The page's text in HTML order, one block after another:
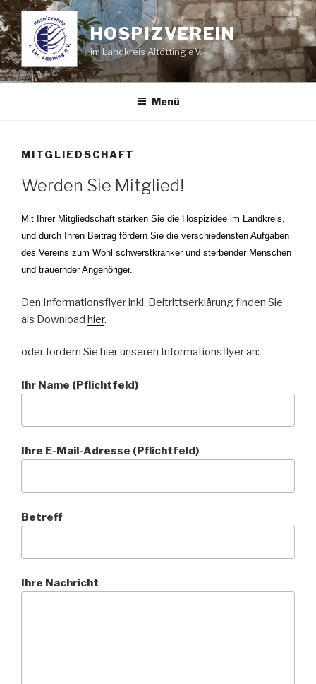
Zum
Inhalt
springen
HOSPIZVEREIN
im Landkreis Altötting e.V.
Menü
MITGLIEDSCHAFT
Werden Sie Mitglied!
Mit Ihrer Mitgliedschaft stärken Sie die Hospizidee im Landkreis,
und durch Ihren Beitrag fördern Sie die verschiedensten Aufgaben
des Vereins zum Wohl schwerstkranker und sterbender Menschen
und trauernder Angehöriger.
Den Informationsflyer inkl. Beitrittserklärung finden Sie
als Download hier.
oder fordern Sie hier unseren Informationsflyer an:
Ihr Name (Pflichtfeld)
Ihre E-Mail-Adresse (Pflichtfeld)
Betreff
Ihre Nachricht